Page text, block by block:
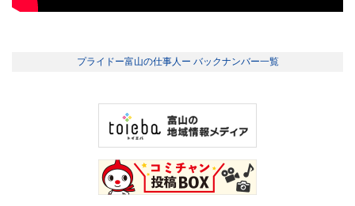
プライドー富山の仕事人ー バックナンバー一覧